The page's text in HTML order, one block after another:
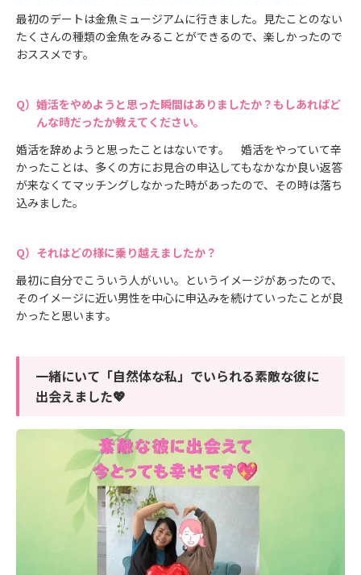
最初のデートは金魚ミュージアムに行きました。見たことのない
たくさんの種類の金魚をみることができるので、楽しかったので
おススメです。
婚活をやめようと思った瞬間はありましたか？もしあればど
んな時だったか教えてください。
婚活を辞めようと思ったことはないです。 婚活をやっていて辛
かったことは、多くの方にお見合の申込してもなかなか良い返答
が来なくてマッチングしなかった時があったので、その時は落ち
込みました。
それはどの様に乗り越えましたか？
最初に自分でこういう人がいい。というイメージがあったので、
そのイメージに近い男性を中心に申込みを続けていったことが良
かったと思います。
一緒にいて「自然体な私」でいられる素敵な彼に
出会えました💖